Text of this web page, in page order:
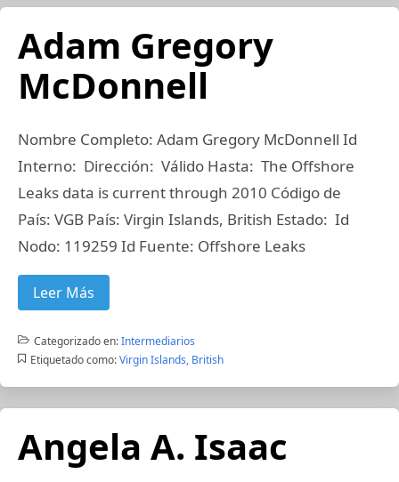
Adam Gregory
McDonnell
Nombre Completo: Adam Gregory McDonnell Id
Interno: Dirección: Válido Hasta: The Offshore
Leaks data is current through 2010 Código de
País: VGB País: Virgin Islands, British Estado: Id
Nodo: 119259 Id Fuente: Offshore Leaks
Leer Más
Categorizado en:Intermediarios
Etiquetado como: Virgin Islands, British
Angela A. Isaac